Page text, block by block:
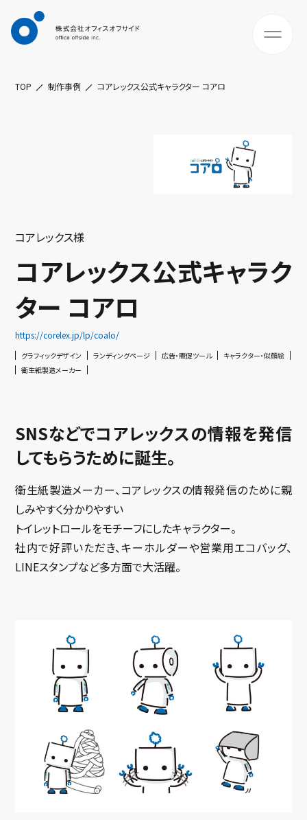
TOP 制作事例 コアレックス公式キャラクター コアロ
コアレックス様
コアレックス公式キャラク
ター コアロ
https://corelex.jp/lp/coalo/
グラフィックデザイン ランディングページ 広告・販促ツール
キャラクター・似顔絵
衛生紙製造メーカー
SNSなどでコアレックスの情報を発信
してもらうために誕生。
衛生紙製造メーカー、コアレックスの情報発信のために親
しみやすく分かりやすい
トイレットロールをモチーフにしたキャラクター。
社内で好評いただき、キーホルダーや営業用エコバッグ、
LINEスタンプなど多方面で大活躍。